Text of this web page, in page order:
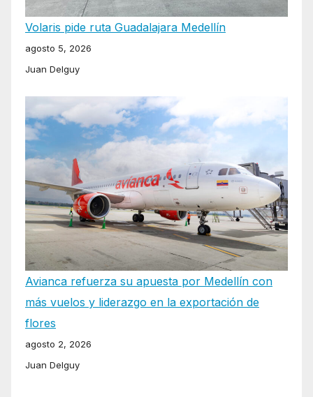
Volaris pide ruta Guadalajara Medellín
agosto 5, 2026
Juan Delguy
Avianca refuerza su apuesta por Medellín con
más vuelos y liderazgo en la exportación de
flores
agosto 2, 2026
Juan Delguy